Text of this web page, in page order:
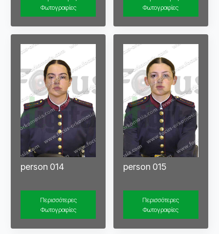
Φωτογραφίες
Φωτογραφίες
person 014
Περισσότερες
Φωτογραφίες
person 015
Περισσότερες
Φωτογραφίες